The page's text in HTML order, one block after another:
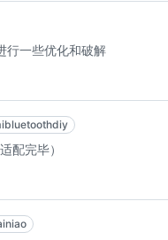
行一些优化和破解
配完毕）